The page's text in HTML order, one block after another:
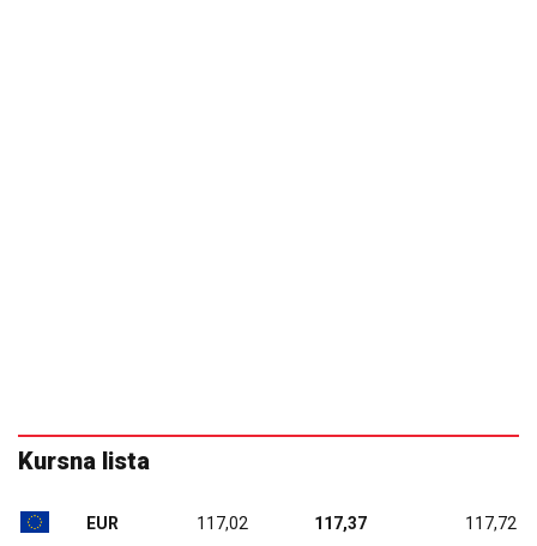
Kursna lista
EUR 117,02 117,37 117,72